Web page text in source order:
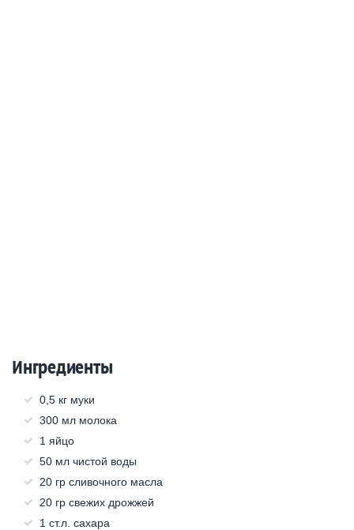
Ингредиенты
0,5 кг муки
300 мл молока
1 яйцо
50 мл чистой воды
20 гр сливочного масла
20 гр свежих дрожжей
1 ст.л. сахара